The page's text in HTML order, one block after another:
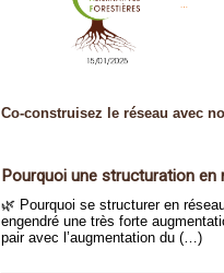
Co-construisez le réseau avec
Pourquoi une structuration en
🌿 Pourquoi se structurer en
engendré une très forte
pair avec l’augmentation du (…)